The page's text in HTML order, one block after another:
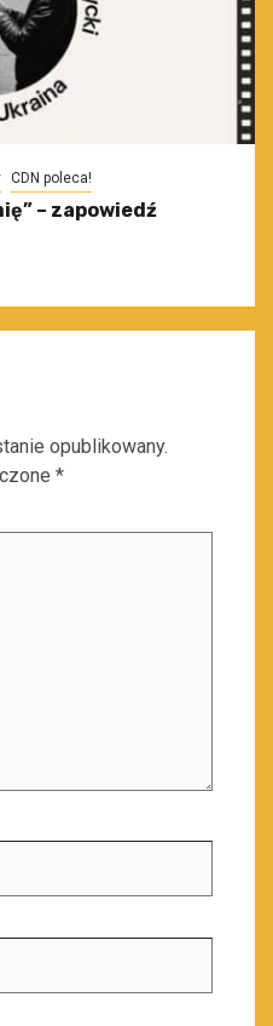
CDN poleca!
– zapowiedź
opublikowany.
*